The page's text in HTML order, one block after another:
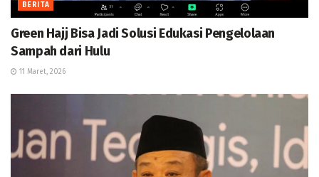
BERITA
Green Hajj Bisa Jadi Solusi Edukasi Pengelolaan
Sampah dari Hulu
11 Maret, 2026